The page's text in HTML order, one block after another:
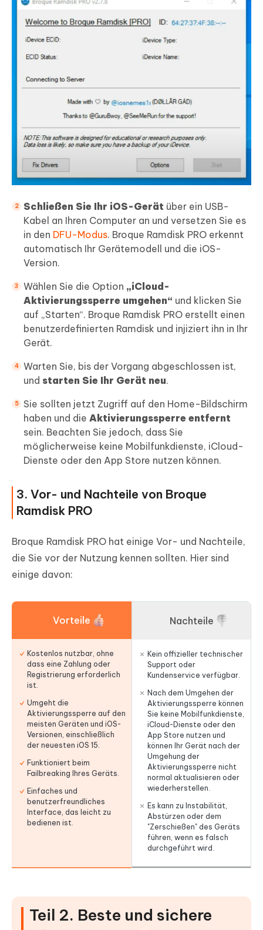
Schließen Sie Ihr iOS-Gerät über ein USB-
Kabel an Ihren Computer an und versetzen Sie es
in den DFU-Modus. Broque Ramdisk PRO erkennt
automatisch Ihr Gerätemodell und die iOS-
Version.
Wählen Sie die Option „iCloud-
Aktivierungssperre umgehen“ und klicken Sie
auf „Starten“. Broque Ramdisk PRO erstellt einen
benutzerdefinierten Ramdisk und injiziert ihn in Ihr
Gerät.
Warten Sie, bis der Vorgang abgeschlossen ist,
und starten Sie Ihr Gerät neu.
Sie sollten jetzt Zugriff auf den Home-Bildschirm
haben und die Aktivierungssperre entfernt
sein. Beachten Sie jedoch, dass Sie
möglicherweise keine Mobilfunkdienste, iCloud-
Dienste oder den App Store nutzen können.
3. Vor- und Nachteile von Broque
Ramdisk PRO
Broque Ramdisk PRO hat einige Vor- und Nachteile,
die Sie vor der Nutzung kennen sollten. Hier sind
einige davon:
Vorteile
Kostenlos nutzbar, ohne
dass eine Zahlung oder
Registrierung erforderlich
ist.
Umgeht die
Aktivierungssperre auf den
meisten Geräten und iOS-
Versionen, einschließlich
der neuesten iOS 15.
Funktioniert beim
Failbreaking Ihres Geräts.
Einfaches und
benutzerfreundliches
Interface, das leicht zu
bedienen ist.
Nachteile
Kein offizieller technischer
Support oder
Kundenservice verfügbar.
Nach dem Umgehen der
Aktivierungssperre können
Sie keine Mobilfunkdienste,
iCloud-Dienste oder den
App Store nutzen und
können Ihr Gerät nach der
Umgehung der
Aktivierungssperre nicht
normal aktualisieren oder
wiederherstellen.
Es kann zu Instabilität,
Abstürzen oder dem
"Zerschießen" des Geräts
führen, wenn es falsch
durchgeführt wird.
Teil 2. Beste und sichere